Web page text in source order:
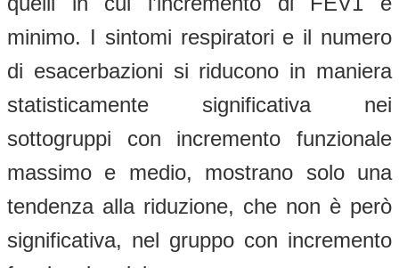
minimo. I sintomi respiratori e il numero
di esacerbazioni si riducono in maniera
statisticamente significativa nei
sottogruppi con incremento funzionale
massimo e medio, mostrano solo una
tendenza alla riduzione, che non è però
significativa, nel gruppo con incremento